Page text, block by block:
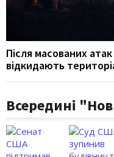
Після масованих
відкидають
Всередині